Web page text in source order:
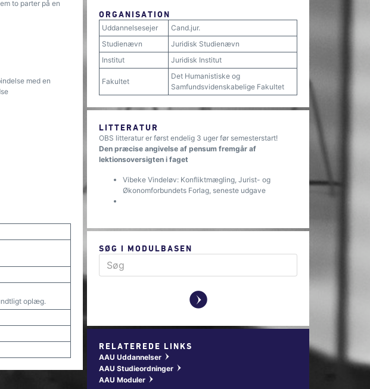
to parter på en
med en
oplæg.
ORGANISATION
Uddannelsesejer
Cand.jur.
Studienævn
Juridisk Studienævn
Institut
Juridisk Institut
Fakultet
Det Humanistiske og
Samfundsvidenskabelige Fakultet
LITTERATUR
OBS litteratur er først endelig 3 uger før semesterstart!
Den præcise angivelse af pensum fremgår af
lektionsoversigten i faget
Vibeke Vindeløv: Konfliktmægling, Jurist- og
Økonomforbundets Forlag, seneste udgave
SØG I MODULBASEN
y
RELATEREDE LINKS
AAU Uddannelser w
AAU Studieordninger w
AAU Moduler w